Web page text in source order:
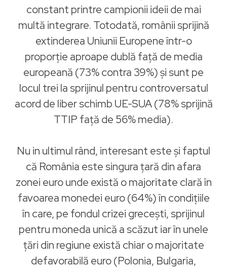
constant printre campionii ideii de mai
multă integrare. Totodată, românii sprijină
extinderea Uniunii Europene într-o
proporție aproape dublă faţă de media
europeană (73% contra 39%) şi sunt pe
locul trei la sprijinul pentru controversatul
acord de liber schimb UE-SUA (78% sprijină
TTIP faţă de 56% media).
Nu in ultimul rând, interesant este şi faptul
că România este singura ţară din afara
zonei euro unde există o majoritate clară în
favoarea monedei euro (64%) în condițiile
în care, pe fondul crizei grecești, sprijinul
pentru moneda unică a scăzut iar în unele
ţări din regiune există chiar o majoritate
defavorabilă euro (Polonia, Bulgaria,